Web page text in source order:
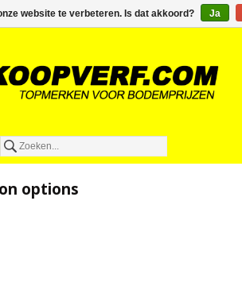
€0,00
options
website te verbeteren. Is dat akkoord? Ja